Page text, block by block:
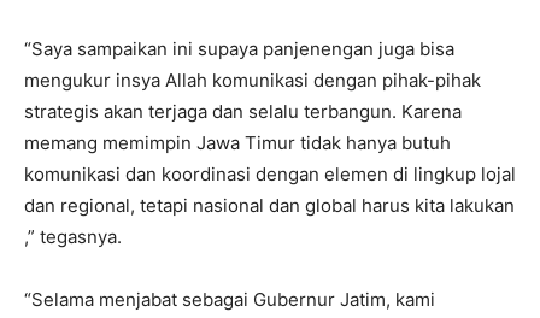
“Saya sampaikan ini supaya panjenengan juga bisa
mengukur insya Allah komunikasi dengan pihak-pihak
strategis akan terjaga dan selalu terbangun. Karena
memang memimpin Jawa Timur tidak hanya butuh
komunikasi dan koordinasi dengan elemen di lingkup lojal
dan regional, tetapi nasional dan global harus kita lakukan
,” tegasnya.
“Selama menjabat sebagai Gubernur Jatim, kami